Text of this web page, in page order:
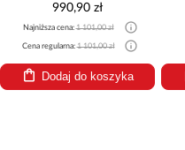
990,90 zł
Najniższa cena:1 101,00 zł
Cena regularna:1 101,00 zł
Dodaj do koszyka